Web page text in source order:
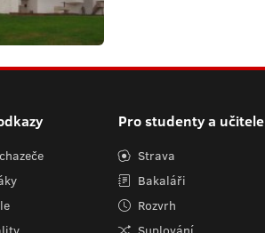
Pro studenty a učitele
Strava
Bakaláři
Rozvrh